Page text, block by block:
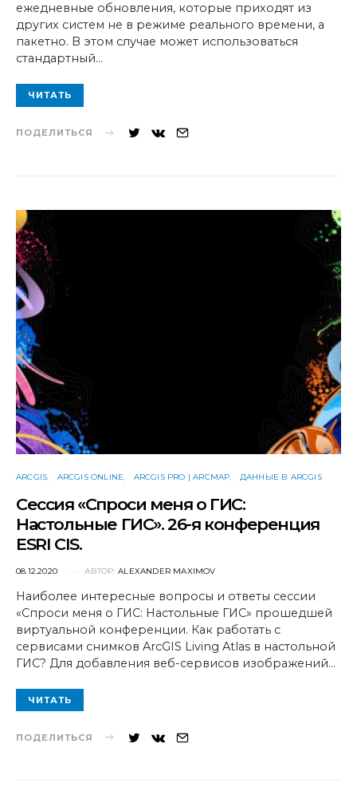
ежедневные обновления, которые приходят из
других систем не в режиме реального времени, а
пакетно. В этом случае может использоваться
стандартный…
ЧИТАТЬ
ПОДЕЛИТЬСЯ
ARCGIS ARCGIS ONLINE ARCGIS PRO | ARCMAP ДАННЫЕ В ARCGIS
Сессия «Спроси меня о ГИС:
Настольные ГИС». 26-я конференция
ESRI CIS.
POSTED
08.12.2020 АВТОР: ALEXANDER MAXIMOV
Наиболее интересные вопросы и ответы сессии
«Спроси меня о ГИС: Настольные ГИС» прошедшей
виртуальной конференции. Как работать с
сервисами снимков ArcGIS Living Atlas в настольной
ГИС? Для добавления веб-сервисов изображений…
ЧИТАТЬ
ПОДЕЛИТЬСЯ